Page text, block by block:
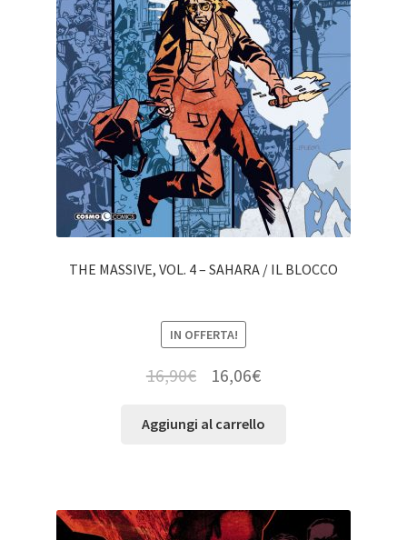
THE MASSIVE, VOL. 4 – SAHARA / IL BLOCCO
IN OFFERTA!
16,90€ 16,06€
Aggiungi al carrello